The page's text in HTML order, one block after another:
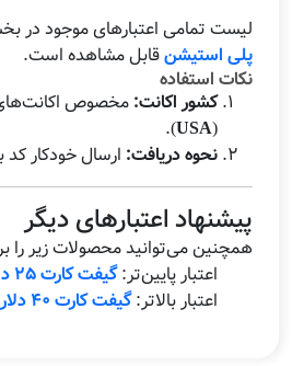
لیست تمامی اعتبارهای موجود در
پلی استیشنقابل مشاهده است.
نکات استفاده
کشور اکانت: مخصوص
(
USA
).
نحوه دریافت: ارسال خودکار کد
پیشنهاد اعتبارهای دیگر
همچنین می‌توانید محصولات زیر را
اعتبار پایین‌تر:گیفت کارت ۲۵ دلاری PSN
اعتبار بالاتر:گیفت کارت ۴۰ دلاری PSN